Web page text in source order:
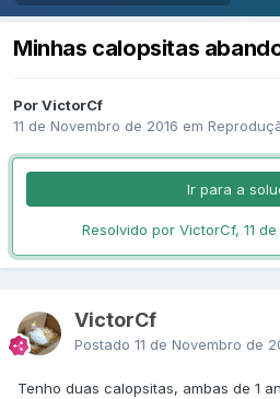
Minhas calopsitas
Por VictorCf
11 de Novembro de 2016 em
Ir para a
Resolvido por VictorCf, 11
VictorCf
Postado 11 de Novembro de
Tenho duas calopsitas, ambas de 1